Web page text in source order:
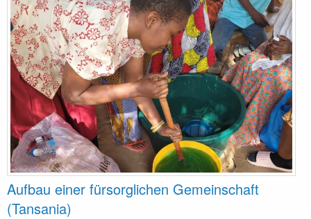
Aufbau einer fürsorglichen Gemeinschaft
(Tansania)